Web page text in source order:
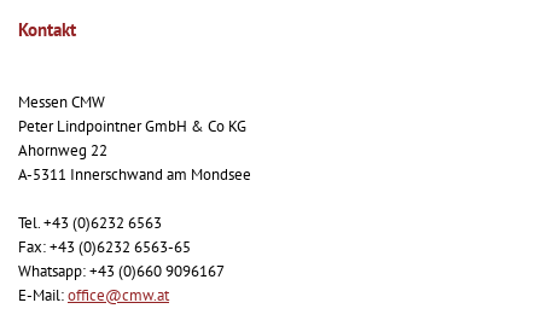
Kontakt
Messen CMW
Peter Lindpointner GmbH & Co KG
Ahornweg 22
A-5311 Innerschwand am Mondsee
Tel. +43 (0)6232 6563
Fax: +43 (0)6232 6563-65
Whatsapp: +43 (0)660 9096167
E-Mail:office@cmw.at